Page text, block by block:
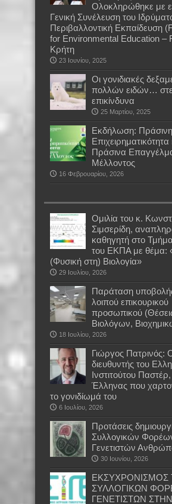
Ολοκληρώθηκε με
Γενική Συνέλευση του
Περιβαλλοντική Εκπαίδευση
for Environmental Education –
Κρήτη
23 Ιουνίου, 2025
Οι γονιδιακές
πολλών ειδών…
επικίνδυνα
25 Μαρτίου, 2025
Εκδήλωση: Πράσινη
Επιχειρηματικότητα
Πράσινα
Μέλλοντος
16 Φεβρουαρίου, 2026
Oμιλία του κ.
Σιμσερίδη,
καθηγητή στο
του ΕΚΠΑ με θέμα:
(Φυσική στη) Βιολογία»
29 Ιουλίου, 2026
Παράταση
λοιπού επικουρικού
προσωπικού
Βιολόγων,
18 Ιουλίου, 2026
Γιώργος Πατρινός:
διευθυντής του
Ινστιτούτου
Έλληνας που
το γονιδίωμά του
6 Ιουλίου, 2026
Προτάσεις
Συλλογικών
Γενετιστών
30 Ιουνίου, 2026
EKΣΥΧΡΟΝΙΣΜΟΣ
ΣΥΛΛΟΓΙΚΩΝ
ΓΕΝΕΤΙΣΤΩΝ